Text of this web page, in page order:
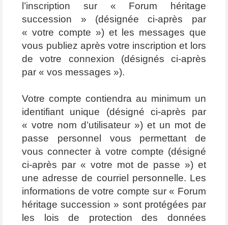
l’inscription sur « Forum héritage
succession » (désignée ci-après par
« votre compte ») et les messages que
vous publiez après votre inscription et lors
de votre connexion (désignés ci-après
par « vos messages »).
Votre compte contiendra au minimum un
identifiant unique (désigné ci-après par
« votre nom d’utilisateur ») et un mot de
passe personnel vous permettant de
vous connecter à votre compte (désigné
ci-après par « votre mot de passe ») et
une adresse de courriel personnelle. Les
informations de votre compte sur « Forum
héritage succession » sont protégées par
les lois de protection des données